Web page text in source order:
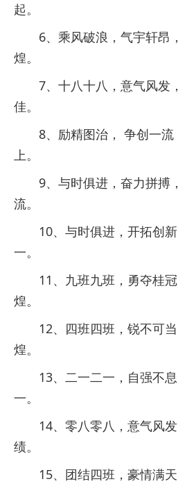
起。
6、乘风破浪，气宇轩昂
煌。
7、十八十八，意气风发
佳。
8、励精图治， 争创一流
上。
9、与时俱进，奋力拼搏
流。
10、与时俱进，开拓创新
一。
11、九班九班，勇夺桂冠
煌。
12、四班四班，锐不可当
煌。
13、二一二一，自强不息
一。
14、零八零八，意气风发
绩。
15、团结四班，豪情满天